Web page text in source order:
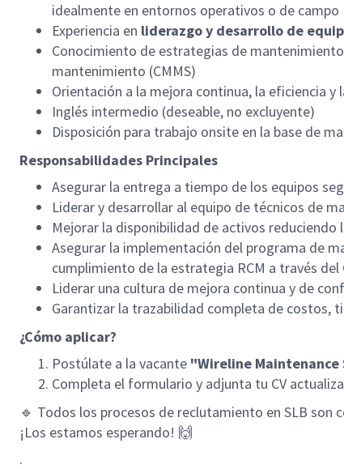
idealmente en entornos operativos o de campo
Experiencia en liderazgo y desarrollo de
Conocimiento de estrategias de
mantenimiento (CMMS)
Orientación a la mejora continua, la eficiencia y
Inglés intermedio (deseable, no excluyente)
Disposición para trabajo onsite en la base de
Responsabilidades Principales
Asegurar la entrega a tiempo de los equipos
Liderar y desarrollar al equipo de técnicos de
Mejorar la disponibilidad de activos
Asegurar la implementación del programa de
cumplimiento de la estrategia RCM a través del
Liderar una cultura de mejora continua y de
Garantizar la trazabilidad completa de costos,
¿Cómo aplicar?
Postúlate a la vacante "Wireline Maintenance
Completa el formulario y adjunta tu CV
🔹 Todos los procesos de reclutamiento en SLB
¡Los estamos esperando! 🙌
.